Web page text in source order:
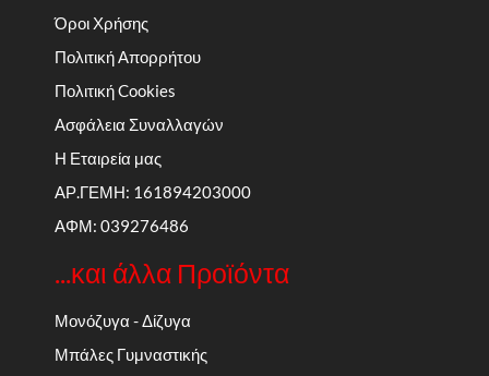
Όροι Χρήσης
Πολιτική Απορρήτου
Πολιτική Cookies
Ασφάλεια Συναλλαγών
Η Εταιρεία μας
ΑΡ.ΓΕΜΗ: 161894203000
ΑΦΜ: 039276486
...και άλλα Προϊόντα
Μονόζυγα - Δίζυγα
Μπάλες Γυμναστικής